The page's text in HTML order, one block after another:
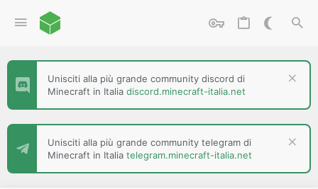
Unisciti alla più grande community discord di
Minecraft in Italia discord.minecraft-italia.net
Unisciti alla più grande community telegram di
Minecraft in Italia telegram.minecraft-italia.net